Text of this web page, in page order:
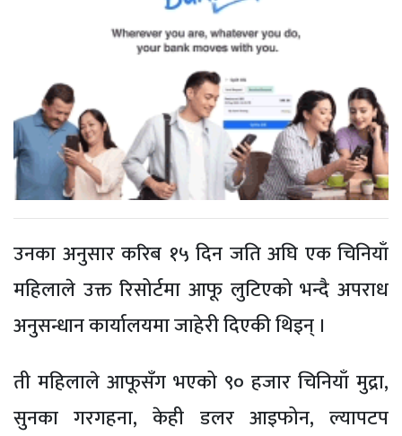
उनका अनुसार करिब १५ दिन जति अघि एक चिनियाँ
महिलाले उक्त रिसोर्टमा आफू लुटिएको भन्दै अपराध
अनुसन्धान कार्यालयमा जाहेरी दिएकी थिइन् ।
ती महिलाले आफूसँग भएको ९० हजार चिनियाँ मुद्रा,
सुनका गरगहना, केही डलर आइफोन, ल्यापटप